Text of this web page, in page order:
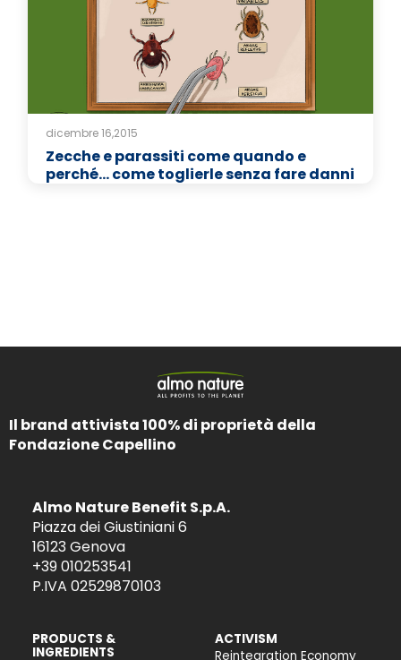
dicembre 16,2015
Zecche e parassiti come quando e
perché... come toglierle senza fare danni
Il brand attivista 100% di proprietà della
Fondazione Capellino
Almo Nature Benefit S.p.A.
Piazza dei Giustiniani 6
16123 Genova
+39 010253541
P.IVA 02529870103
PRODUCTS &
INGREDIENTS
ACTIVISM
Reintegration Economy